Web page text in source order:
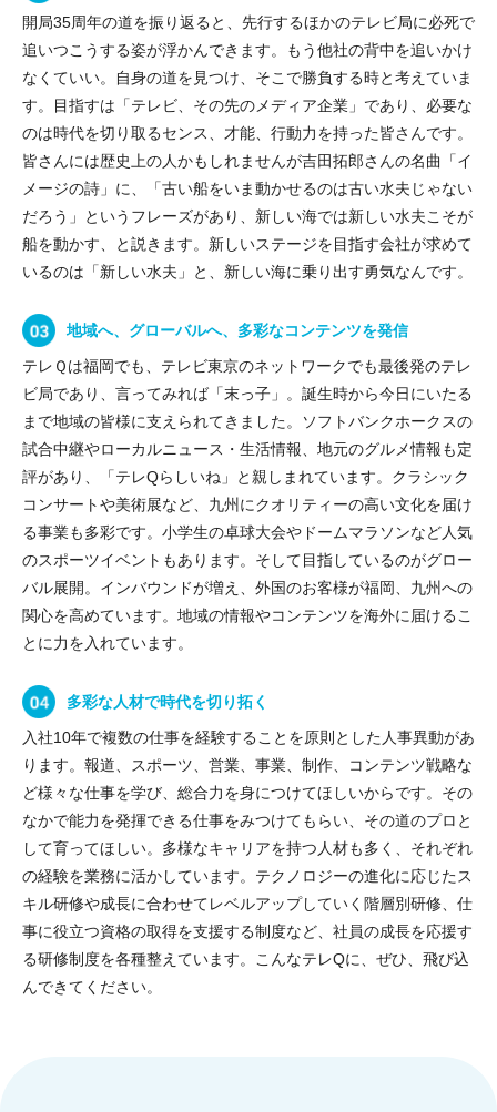
開局35周年の道を振り返ると、先行するほかのテレビ局に必死で
追いつこうする姿が浮かんできます。もう他社の背中を追いかけ
なくていい。自身の道を見つけ、そこで勝負する時と考えていま
す。目指すは「テレビ、その先のメディア企業」であり、必要な
のは時代を切り取るセンス、才能、行動力を持った皆さんです。
皆さんには歴史上の人かもしれませんが吉田拓郎さんの名曲「イ
メージの詩」に、「古い船をいま動かせるのは古い水夫じゃない
だろう」というフレーズがあり、新しい海では新しい水夫こそが
船を動かす、と説きます。新しいステージを目指す会社が求めて
いるのは「新しい水夫」と、新しい海に乗り出す勇気なんです。
地域へ、グローバルへ、多彩なコンテンツを発信
テレＱは福岡でも、テレビ東京のネットワークでも最後発のテレ
ビ局であり、言ってみれば「末っ子」。誕生時から今日にいたる
まで地域の皆様に支えられてきました。ソフトバンクホークスの
試合中継やローカルニュース・生活情報、地元のグルメ情報も定
評があり、「テレQらしいね」と親しまれています。クラシック
コンサートや美術展など、九州にクオリティーの高い文化を届け
る事業も多彩です。小学生の卓球大会やドームマラソンなど人気
のスポーツイベントもあります。そして目指しているのがグロー
バル展開。インバウンドが増え、外国のお客様が福岡、九州への
関心を高めています。地域の情報やコンテンツを海外に届けるこ
とに力を入れています。
多彩な人材で時代を切り拓く
入社10年で複数の仕事を経験することを原則とした人事異動があ
ります。報道、スポーツ、営業、事業、制作、コンテンツ戦略な
ど様々な仕事を学び、総合力を身につけてほしいからです。その
なかで能力を発揮できる仕事をみつけてもらい、その道のプロと
して育ってほしい。多様なキャリアを持つ人材も多く、それぞれ
の経験を業務に活かしています。テクノロジーの進化に応じたス
キル研修や成長に合わせてレベルアップしていく階層別研修、仕
事に役立つ資格の取得を支援する制度など、社員の成長を応援す
る研修制度を各種整えています。こんなテレQに、ぜひ、飛び込
んできてください。